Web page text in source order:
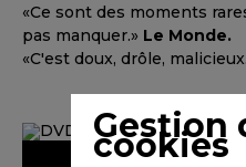
«Ce sont des moments
pas manquer.» Le Monde.
«C'est doux, drôle,
Gestion
cookies